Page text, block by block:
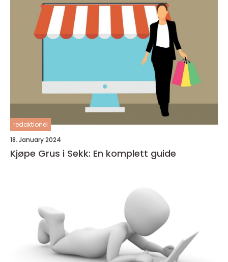
redaktionel
18. January 2024
Kjøpe Grus i Sekk: En komplett guide